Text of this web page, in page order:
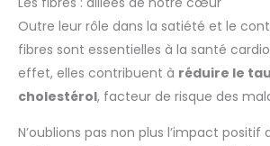
Outre leur rôle dans la satiété et le
fibres sont essentielles à la santé
effet, elles contribuent à réduire le
cholestérol, facteur de risque des
N’oublions pas non plus l’impact positif